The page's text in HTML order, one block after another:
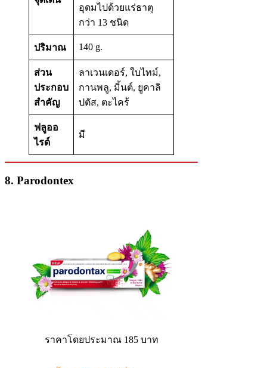
อุดมไปด้วยแร่ธาตุ
กว่า 13 ชนิด
ปริมาณ 140 g.
ส่วน
ประกอบ
สำคัญ
ลาเวนเดอร์, ใบไทม์,
กานพลู, มิ้นต์, ยูคาลิ
ปตัส, ตะไคร้
ฟลูออ
ไรด์
มี
8. Parodontex
ราคาโดยประมาณ 185 บาท